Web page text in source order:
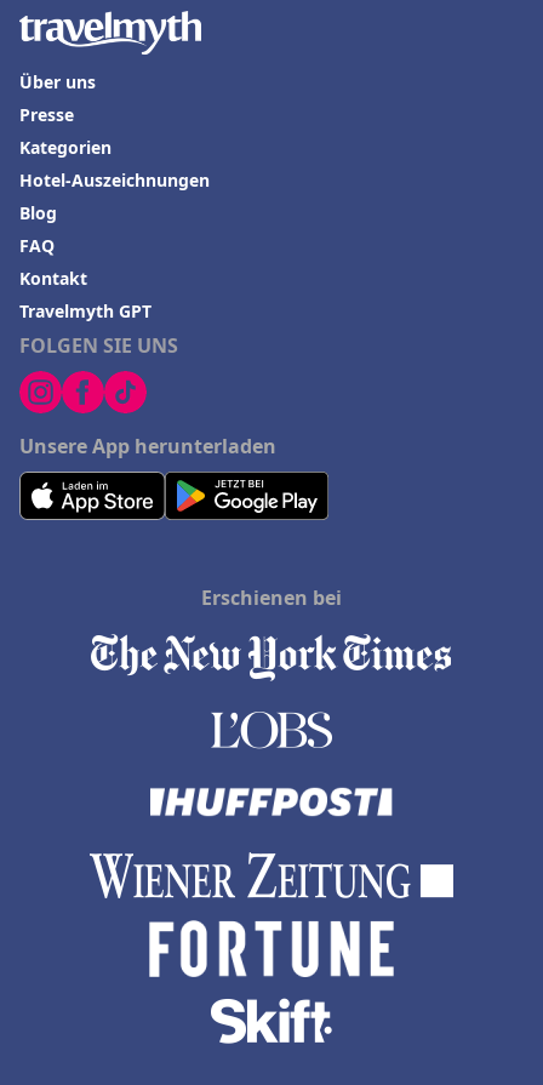
FOLGEN SIE UNS
Unsere App herunterladen
Über uns
Presse
Kategorien
Hotel-Auszeichnungen
Blog
FAQ
Kontakt
Travelmyth GPT
Erschienen bei